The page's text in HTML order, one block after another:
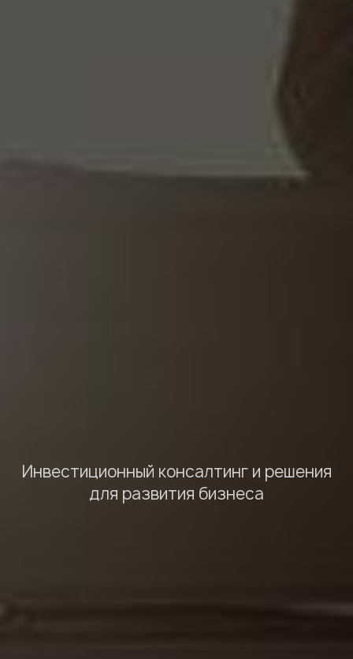
Инвестиционный консалтинг и решения
для развития бизнеса